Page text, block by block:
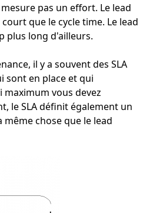
pas un effort. Le lead
que le cycle time. Le lead
plus long d'ailleurs.
il y a souvent des SLA
sont en place et qui
vous devez
le SLA définit également un
chose que le lead